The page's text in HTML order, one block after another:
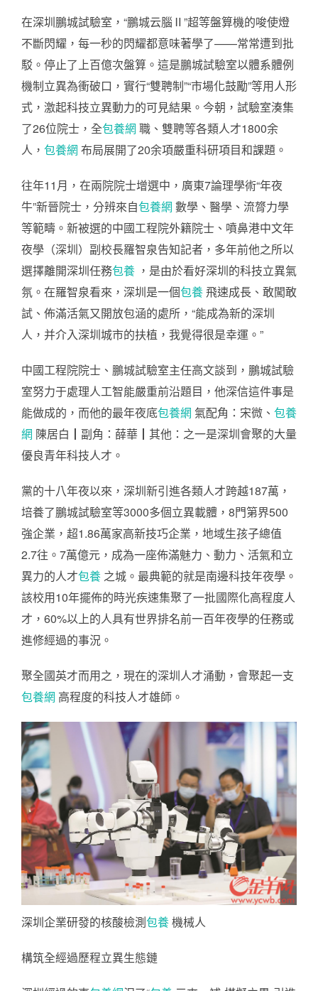
在深圳鵬城試驗室，“鵬城云腦Ⅱ”超等盤算機的唆使燈
不斷閃耀，每一秒的閃耀都意味著學了——常常遭到批
駁。停止了上百億次盤算。這是鵬城試驗室以體系體例
機制立異為衝破口，實行“雙聘制”“市場化鼓勵”等用人形
式，激起科技立異動力的可見結果。今朝，試驗室湊集
了26位院士，全包養網 職、雙聘等各類人才1800余
人， 包養網 布局展開了20余項嚴重科研項目和課題。
往年11月，在兩院院士增選中，廣東7論理學術“年夜
牛”新晉院士，分辨來自包養網 數學、醫學、流膂力學
等範疇。新被選的中國工程院外籍院士、噴鼻港中文年
夜學（深圳）副校長羅智泉告知記者，多年前他之所以
選擇離開深圳任務包養 ，是由於看好深圳的科技立異氣
氛。在羅智泉看來，深圳是一個包養飛速成長、敢闖敢
試、佈滿活氣又開放包涵的處所，“能成為新的深圳
人，并介入深圳城市的扶植，我覺得很是幸運。”
中國工程院院士、鵬城試驗室主任高文談到，鵬城試驗
室努力于處理人工智能嚴重前沿題目，他深信這件事是
能做成的，而他的最年夜底包養網 氣配角：宋微、 包養
網 陳居白┃副角：薛華┃其他：之一是深圳會聚的大量
優良青年科技人才。
黨的十八年夜以來，深圳新引進各類人才跨越187萬，
培養了鵬城試驗室等3000多個立異載體，8門第界500
強企業，超1.86萬家高新技巧企業，地域生孩子總值
2.7往。7萬億元，成為一座佈滿魅力、動力、活氣和立
異力的人才包養 之城。最典範的就是南邊科技年夜學。
該校用10年擺佈的時光疾速集聚了一批國際化高程度人
才，60%以上的人具有世界排名前一百年夜學的任務或
進修經過的事況。
聚全國英才而用之，現在的深圳人才涌動，會聚起一支
包養網 高程度的科技人才雄師。
深圳企業研發的核酸檢測包養機械人
構筑全經過歷程立異生態鏈